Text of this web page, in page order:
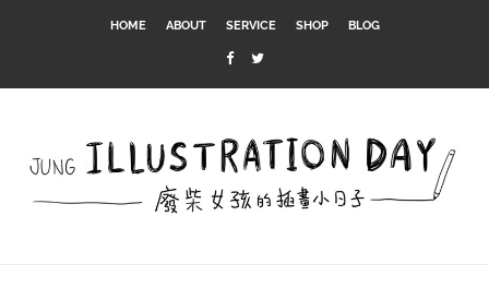
HOME ABOUT SERVICE SHOP BLOG